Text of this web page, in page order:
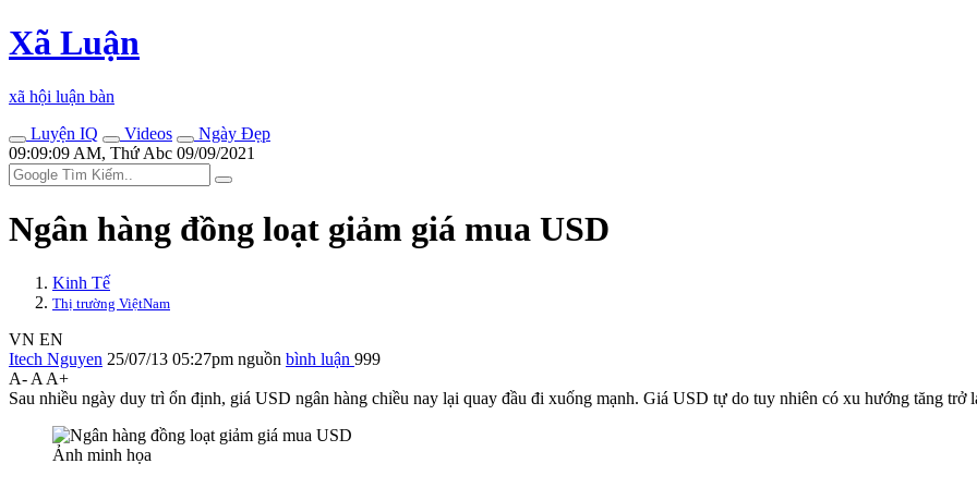
Xã Luận
xã hội luận bàn
Luyện IQ
Videos
Ngày Đẹp
09:09:09 AM, Thứ Abc 09/09/2021
Ngân hàng đồng loạt giảm giá mua USD
Kinh Tế
Thị trường ViệtNam
VN EN
Itech Nguyen 25/07/13 05:27pm nguồn bình luận 999
A- A A+
Sau nhiều ngày duy trì ổn định, giá USD ngân hàng chiều nay lại quay đầu đi xuống mạnh. Giá USD tự do tuy nhiên có xu hướng tăng trở
Ảnh minh họa